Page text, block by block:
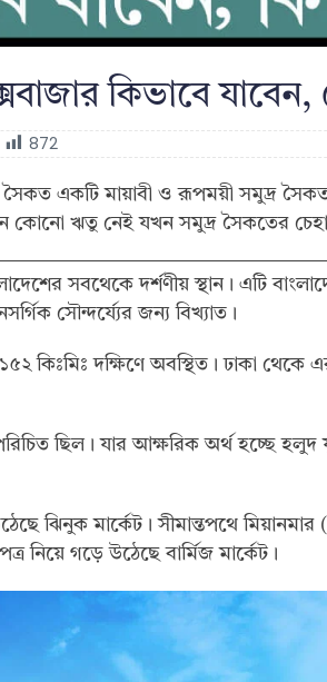
কিভাবে
872
সৈকত একটি মায়াবী ও রূপময়ী সমুদ্র
কোনো ঋতু নেই যখন সমুদ্র সৈকতের
সবথেকে দর্শণীয় স্থান। এটি
সৌন্দর্য্যের জন্য বিখ্যাত।
কিঃমিঃ দক্ষিণে অবস্থিত। ঢাকা থেকে
ছিল। যার আক্ষরিক অর্থ হচ্ছে
ঝিনুক মার্কেট। সীমান্তপথে মিয়ানমার
নিয়ে গড়ে উঠেছে বার্মিজ মার্কেট।